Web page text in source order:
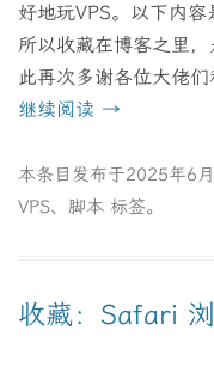
好地玩VPS。以下内
所以收藏在博客之里
此再次多谢各位大佬们
继续阅读 →
本条目发布于2025年6
VPS、 脚本 标签。
收藏：Safari